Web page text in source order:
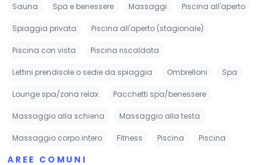
Sauna Spa e benessere Massaggi Piscina all'aperto
Spiaggia privata Piscina all'aperto (stagionale)
Piscina con vista Piscina riscaldata
Lettini prendisole o sedie da spiaggia Ombrelloni Spa
Lounge spa/zona relax Pacchetti spa/benessere
Massaggio alla schiena Massaggio alla testa
Massaggio corpo intero Fitness Piscina Piscina
AREE COMUNI